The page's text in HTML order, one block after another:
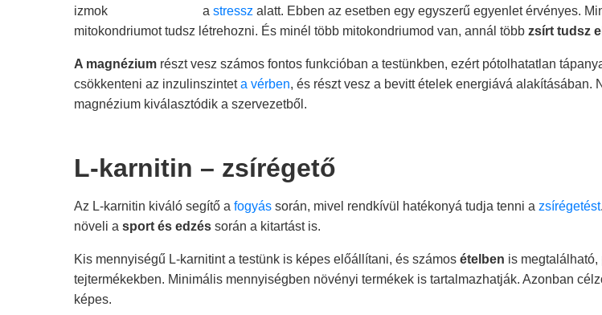
a stressz alatt. Ebben az esetben egy egyszerű egyenlet érvényes.
mitokondriumot tudsz létrehozni. És minél több mitokondriumod van, annál több zsírt tudsz
A magnézium részt vesz számos fontos funkcióban a testünkben, ezért pótolhatatlan
csökkenteni az inzulinszinteta vérben, és részt vesz a bevitt ételek energiává alakításában.
magnézium kiválasztódik a szervezetből.
L-karnitin – zsírégető
Az L-karnitin kiváló segítő a fogyás során, mivel rendkívül hatékonyá tudja tenni a zsírégetést
növeli a sport és edzés során a kitartást is.
Kis mennyiségű L-karnitint a testünk is képes előállítani, és számos ételben is
tejtermékekben. Minimális mennyiségben növényi termékek is tartalmazhatják. Azonban
képes.